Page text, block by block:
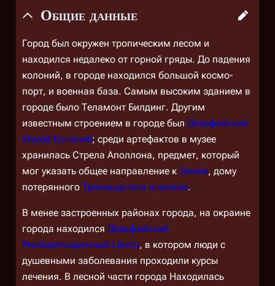
Общие данные
Город был окружен тропическим лесом и
находился недалеко от горной гряды. До падения
колоний, в городе находился большой космо-
порт, и военная база. Самым высоким зданием в
городе было Теламонт Билдинг. Другим
известным строением в городе был Дельфийский
Музей Колоний; среди артефактов в музее
хранилась Стрела Аполлона, предмет, который
мог указать общее направление к Земле, дому
потерянного Тринадцатого племени.
В менее застроенных районах города, на окраине
города находился Дельфийский
Реабилитационный Центр, в котором люди с
душевными заболевания проходили курсы
лечения. В лесной части города Находилась